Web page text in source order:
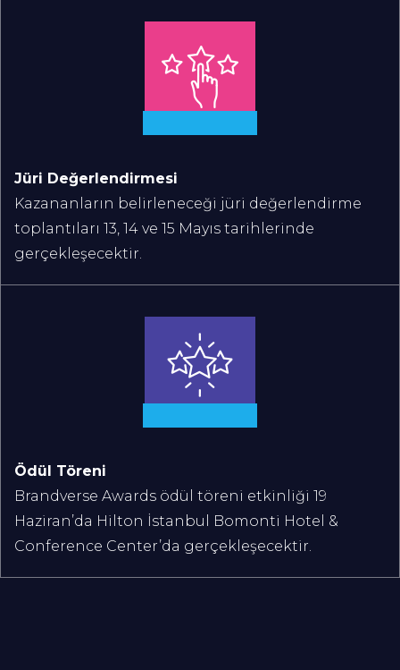
Jüri Değerlendirmesi
Kazananların belirleneceği jüri değerlendirme
toplantıları 13, 14 ve 15 Mayıs tarihlerinde
gerçekleşecektir.
Ödül Töreni
Brandverse Awards ödül töreni etkinliği 19
Haziran’da Hilton İstanbul Bomonti Hotel &
Conference Center’da gerçekleşecektir.